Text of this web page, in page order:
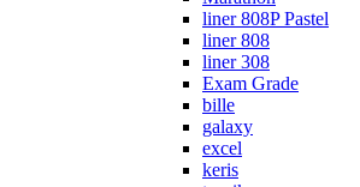
liner 808P Pastel
liner 808
liner 308
Exam Grade
bille
galaxy
excel
keris